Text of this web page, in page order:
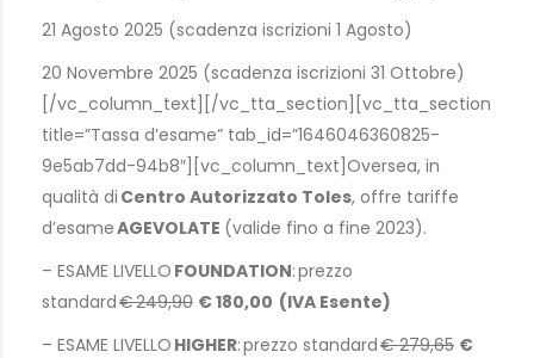
21 Agosto 2025 (scadenza iscrizioni 1 Agosto)
20 Novembre 2025 (scadenza iscrizioni 31 Ottobre)
[/vc_column_text][/vc_tta_section][vc_tta_section
title=”Tassa d’esame” tab_id=”1646046360825-
9e5ab7dd-94b8″][vc_column_text]Oversea, in
qualità di Centro Autorizzato Toles, offre tariffe
d’esameAGEVOLATE (valide fino a fine 2023).
– ESAME LIVELLO FOUNDATION: prezzo
standard€ 249,90 €180,00 (IVA Esente)
– ESAME LIVELLO HIGHER: prezzo standard€ 279,65 €